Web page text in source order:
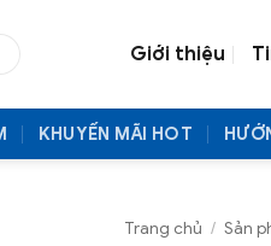
Giới thiệu
KHUYẾN MÃI HOT
Trang chủ / Sản